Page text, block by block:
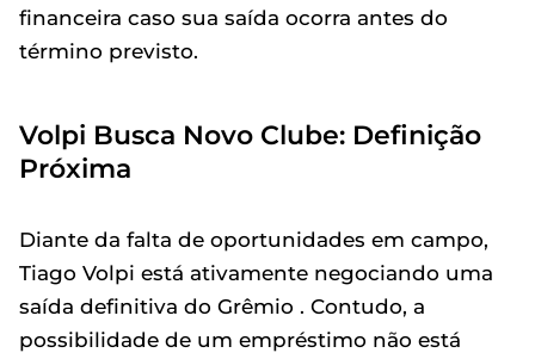
financeira caso sua saída ocorra antes do
término previsto.
Volpi Busca Novo Clube: Definição
Próxima
Diante da falta de oportunidades em campo,
Tiago Volpi está ativamente negociando uma
saída definitiva do Grêmio . Contudo, a
possibilidade de um empréstimo não está